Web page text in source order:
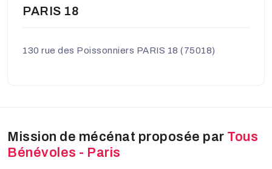
PARIS 18
130 rue des Poissonniers PARIS 18 (75018)
Mission de mécénat proposée par Tous
Bénévoles - Paris